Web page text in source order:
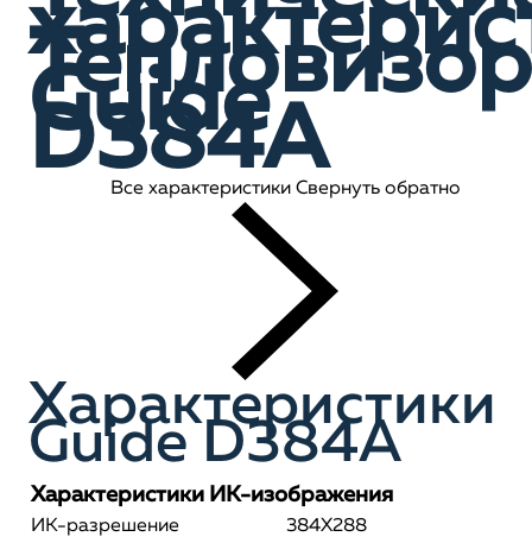
Тепловизор
Guide
D384A
Все характеристики Свернуть обратно
Характеристики
Guide D384A
Характеристики ИК-изображения
ИК-разрешение
384X288